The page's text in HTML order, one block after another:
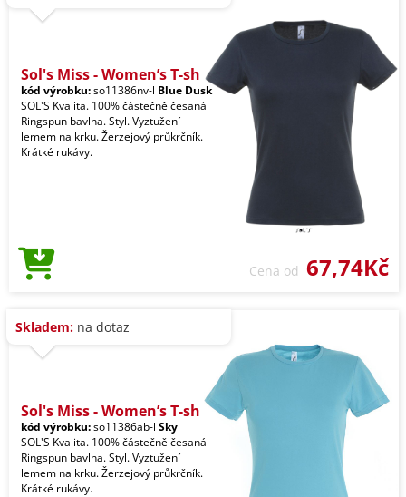
Sol's Miss - Women’s T-sh
kód výrobku:so11386nv-l Blue Dusk
SOL'S Kvalita. 100% částečně česaná
Ringspun bavlna. Styl. Vyztužení
lemem na krku. Žerzejový průkrčník.
Krátké rukávy.
Cena od 67,74Kč
Skladem: na dotaz
Sol's Miss - Women’s T-sh
kód výrobku:so11386ab-l Sky
SOL'S Kvalita. 100% částečně česaná
Ringspun bavlna. Styl. Vyztužení
lemem na krku. Žerzejový průkrčník.
Krátké rukávy.